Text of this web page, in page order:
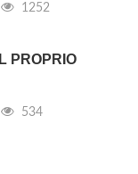
1252
PROPRIO
534